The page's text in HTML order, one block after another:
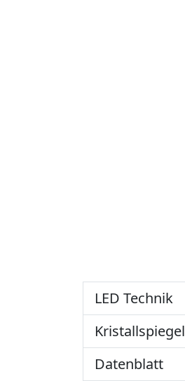
LED Technik
Kristallspiegel
Datenblatt